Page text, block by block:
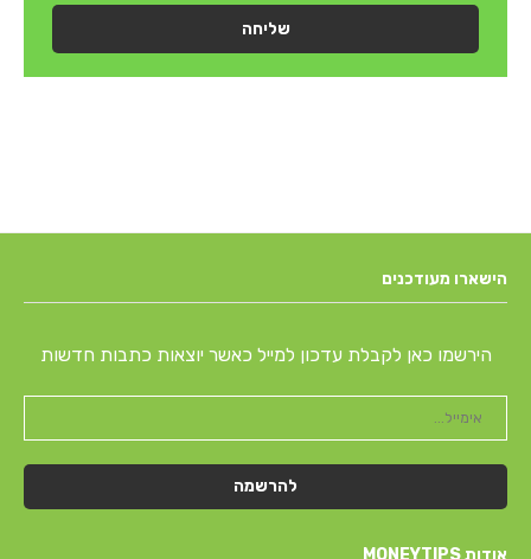
שליחה
הישארו מעודכנים
הירשמו כאן לקבלת עדכון למייל כאשר יוצאות כתבות חדשות
אודות MONEYTIPS